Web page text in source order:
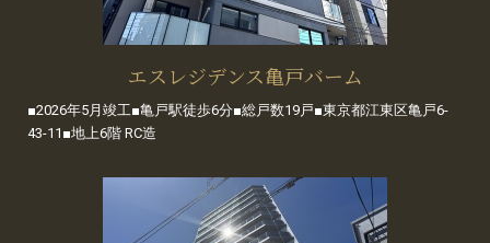
エスレジデンス亀戸バーム
■2026年5月竣工■亀戸駅徒歩6分■総戸数19戸■東京都江東区亀戸6-
43-11■地上6階 RC造